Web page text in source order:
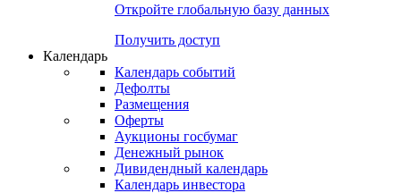
Откройте глобальную базу данных
Получить доступ
Календарь
Календарь событий
Дефолты
Размещения
Оферты
Аукционы госбумаг
Денежный рынок
Дивидендный календарь
Календарь инвестора